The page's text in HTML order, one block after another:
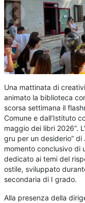
Una mattinata di
animato la biblioteca
scorsa settimana il
Comune e dall’Istituto
maggio dei libri 2026”.
gru per un desiderio”
momento conclusivo di
dedicato ai temi del
ostile, sviluppato
secondaria di I grado.
Alla presenza della